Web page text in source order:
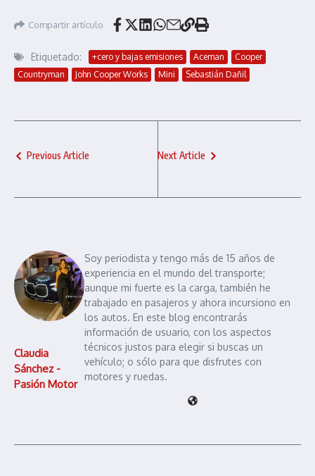
Compartir artículo
Etiquetado: +cero y bajas emisiones Aceman
Cooper
Countryman
John Cooper Works Mini Sebastián Dañil
Previous Article Next Article
Claudia
Sánchez -
Pasión Motor
Soy periodista y tengo más de 15 años de
experiencia en el mundo del transporte;
aunque mi fuerte es la carga, también he
trabajado en pasajeros y ahora incursiono en
los autos. En este blog encontrarás
información de usuario, con los aspectos
técnicos justos para elegir si buscas un
vehículo; o sólo para que disfrutes con
motores y ruedas.